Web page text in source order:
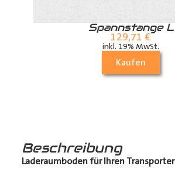
Spannstange L
129,71 €
inkl. 19% MwSt.
Kaufen
Beschreibung
Laderaumboden für Ihren Transporter